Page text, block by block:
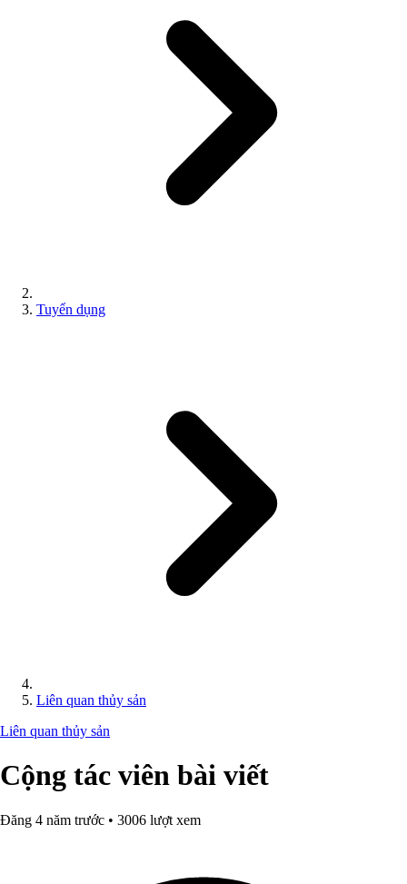
Tuyển dụng
Liên quan thủy sản
Liên quan thủy sản
Cộng tác viên bài viết
Đăng 4 năm trước • 3006 lượt xem